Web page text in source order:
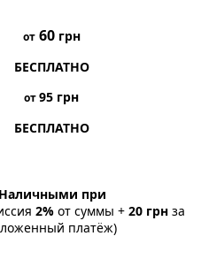
от60грн
БЕСПЛАТНО
от95 грн
БЕСПЛАТНО
при
2% от суммы + 20 грн за
платёж)